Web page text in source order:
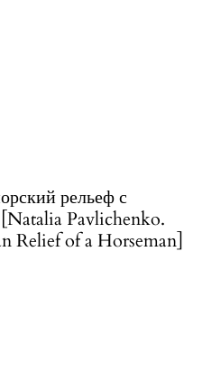
рельеф с
Pavlichenko.
Relief of a Horseman]